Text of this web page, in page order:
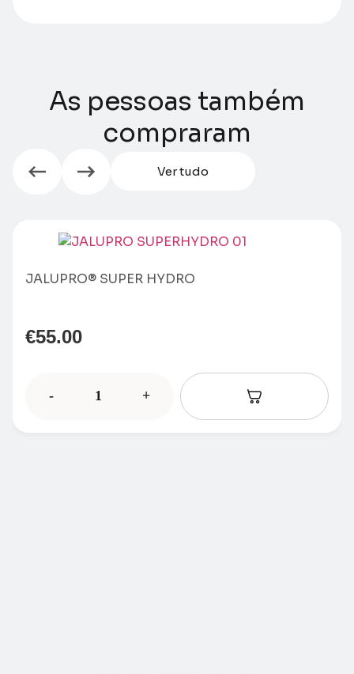
As pessoas também
compraram
Ver tudo
JALUPRO® SUPER HYDRO
€55.00
- +